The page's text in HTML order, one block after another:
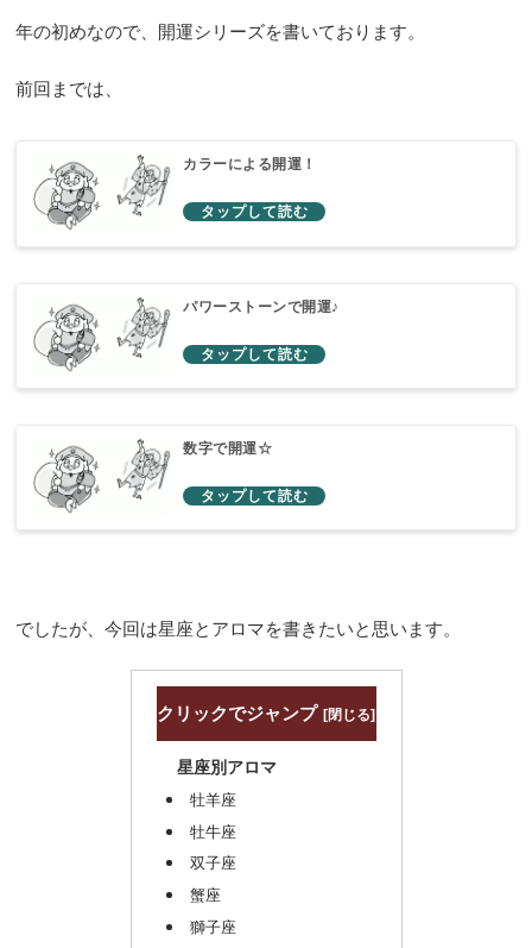
年の初めなので、開運シリーズを書いております。
前回までは、
カラーによる開運！
パワーストーンで開運♪
数字で開運☆
でしたが、今回は星座とアロマを書きたいと思います。
クリックでジャンプ
星座別アロマ
牡羊座
牡牛座
双子座
蟹座
獅子座